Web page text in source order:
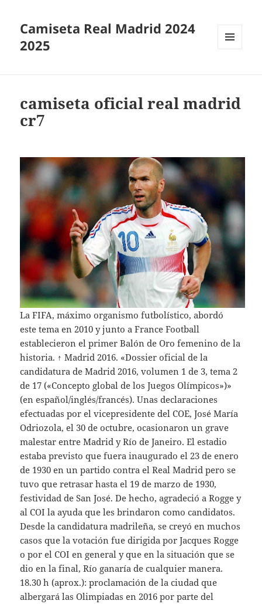
Camiseta Real Madrid 2024
2025
camiseta oficial real madrid
cr7
La FIFA, máximo organismo futbolístico, abordó
este tema en 2010 y junto a France Football
establecieron el primer Balón de Oro femenino de la
historia. ↑ Madrid 2016. «Dossier oficial de la
candidatura de Madrid 2016, volumen 1 de 3, tema 2
de 17 («Concepto global de los Juegos Olímpicos»)»
(en español/inglés/francés). Unas declaraciones
efectuadas por el vicepresidente del COE, José María
Odriozola, el 30 de octubre, ocasionaron un grave
malestar entre Madrid y Río de Janeiro. El estadio
estaba previsto que fuera inaugurado el 23 de enero
de 1930 en un partido contra el Real Madrid pero se
tuvo que retrasar hasta el 19 de marzo de 1930,
festividad de San José. De hecho, agradeció a Rogge y
al COI la ayuda que les brindaron como candidatos.
Desde la candidatura madrileña, se creyó en muchos
casos que la votación fue dirigida por Jacques Rogge
o por el COI en general y que en la situación que se
dio en la final, Río ganaría de cualquier manera.
18.30 h (aprox.): proclamación de la ciudad que
albergará las Olimpiadas en 2016 por parte del